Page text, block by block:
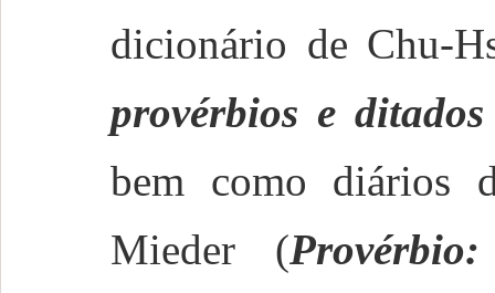
dicionário de Chu-
provérbios e
bem como diários
Mieder (